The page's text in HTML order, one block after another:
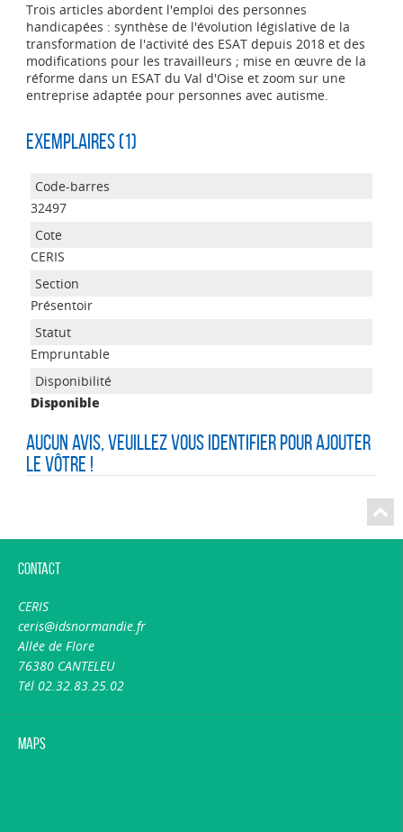
Trois articles abordent l'emploi des personnes
handicapées : synthèse de l'évolution législative de la
transformation de l'activité des ESAT depuis 2018 et des
modifications pour les travailleurs ; mise en œuvre de la
réforme dans un ESAT du Val d'Oise et zoom sur une
entreprise adaptée pour personnes avec autisme.
Exemplaires (1)
32497
CERIS
Présentoir
Empruntable
Disponible
Aucun avis, veuillez vous identifier pour ajouter
le vôtre !
Contact
CERIS
ceris@idsnormandie.fr
Allée de Flore
76380 CANTELEU
Tél 02.32.83.25.02
Maps